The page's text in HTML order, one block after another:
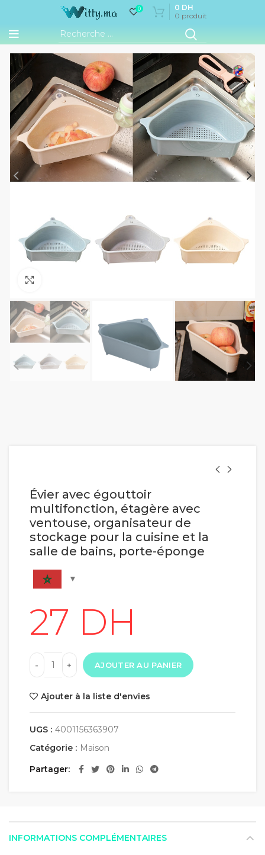
0
0 produit
0 DH
Évier avec égouttoir
multifonction, étagère avec
ventouse, organisateur de
stockage pour la cuisine et la
salle de bains, porte-éponge
AJOUTER AU PANIER
Ajouter à la liste d'envies
UGS : 4001156363907
Catégorie : Maison
Partager
INFORMATIONS COMPLÉMENTAIRES